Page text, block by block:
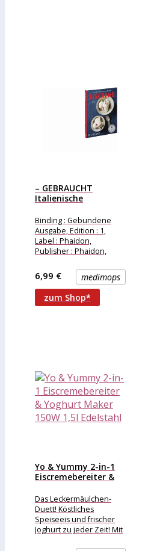
– GEBRAUCHT
Italienische
– Preis...
Binding : Gebundene
Ausgabe, Edition : 1,
Label : Phaidon,
Publisher : Phaidon,
Ausgabe,
numberOfPages : 176,
medimops
6,99 €
zum Shop*
Yo & Yummy 2-in-1
Eiscremebereiter &
Das Leckermäulchen-
Duett! Köstliches
Speiseeis und frischer
Joghurt zu jeder Zeit! Mit